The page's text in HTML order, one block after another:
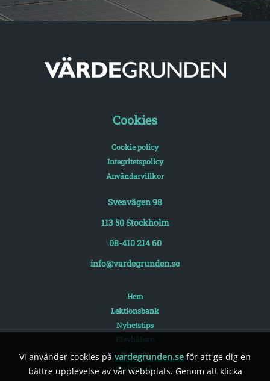
Vi använder cookies på vardegrunden.se för att ge dig en
bättre upplevelse av vår webbplats. Genom att klicka
Cookies
Cookie policy
Integritetspolicy
Användarvillkor
Sveavägen 98
113 50 Stockholm
08-410 214 60
info@vardegrunden.se
Hem
Lektionsbank
Nyhetstips
Kontakt
Pedagogik